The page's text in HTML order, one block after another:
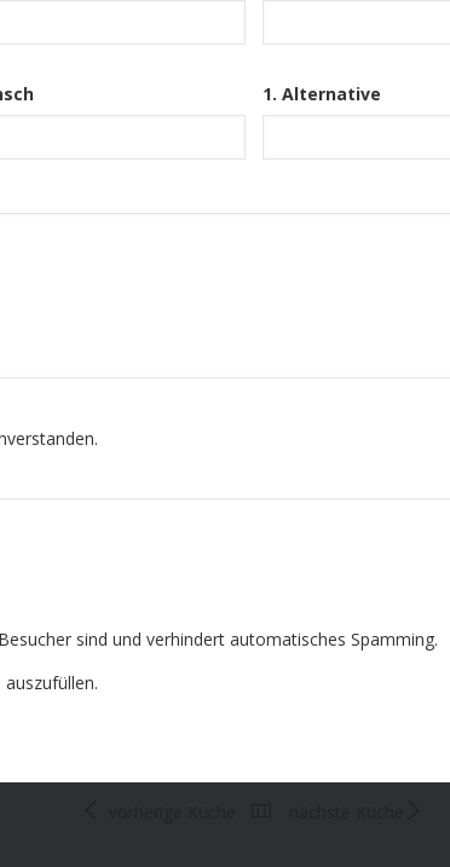
1. Alternative
sind und verhindert automatisches Spamming.